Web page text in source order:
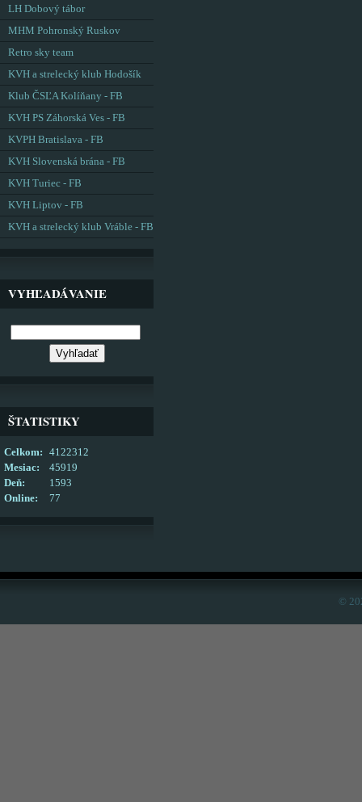
LH Dobový tábor
MHM Pohronský Ruskov
Retro sky team
KVH a strelecký klub Hodošík
Klub ČSĽA Kolíňany - FB
KVH PS Záhorská Ves - FB
KVPH Bratislava - FB
KVH Slovenská brána - FB
KVH Turiec - FB
KVH Liptov - FB
KVH a strelecký klub Vráble - FB
VYHĽADÁVANIE
ŠTATISTIKY
Online: 77
Celkom:
4122312
Mesiac:
45919
Deň:
1593
©